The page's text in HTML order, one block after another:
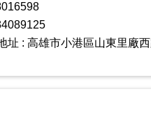
址 : 高雄市小港區山東里廠